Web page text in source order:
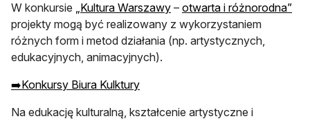
W konkursie „Kultura Warszawy – otwarta i różnorodna”
projekty mogą być realizowany z wykorzystaniem
różnych form i metod działania (np. artystycznych,
edukacyjnych, animacyjnych).
➡️Konkursy Biura Kulktury
Na edukację kulturalną, kształcenie artystyczne i